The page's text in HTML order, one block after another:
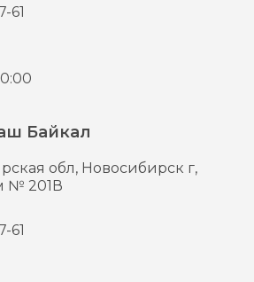
61
Байкал
обл, Новосибирск г,
№ 201В
61